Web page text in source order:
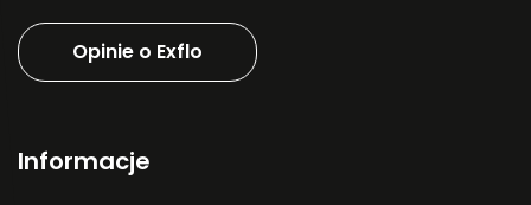
Opinie o Exflo
Informacje